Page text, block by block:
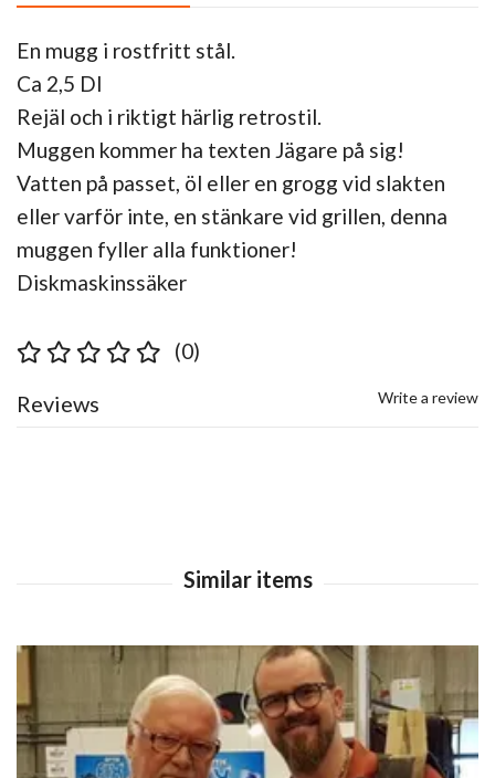
En mugg i rostfritt stål.
Ca 2,5 Dl
Rejäl och i riktigt härlig retrostil.
Muggen kommer ha texten Jägare på sig!
Vatten på passet, öl eller en grogg vid slakten
eller varför inte, en stänkare vid grillen, denna
muggen fyller alla funktioner!
Diskmaskinssäker
(0)
Reviews Write a review